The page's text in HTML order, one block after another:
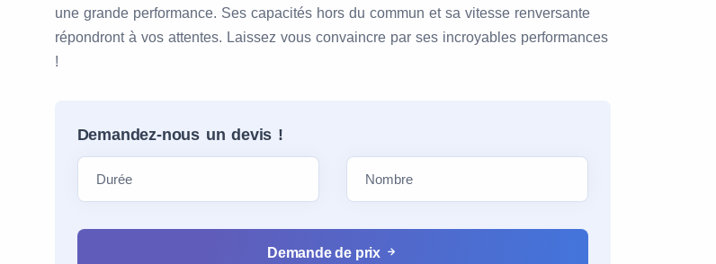
une grande performance. Ses capacités hors du commun et sa vitesse renversante
répondront à vos attentes. Laissez vous convaincre par ses incroyables performances
!
Demandez-nous un devis !
Demande de prix